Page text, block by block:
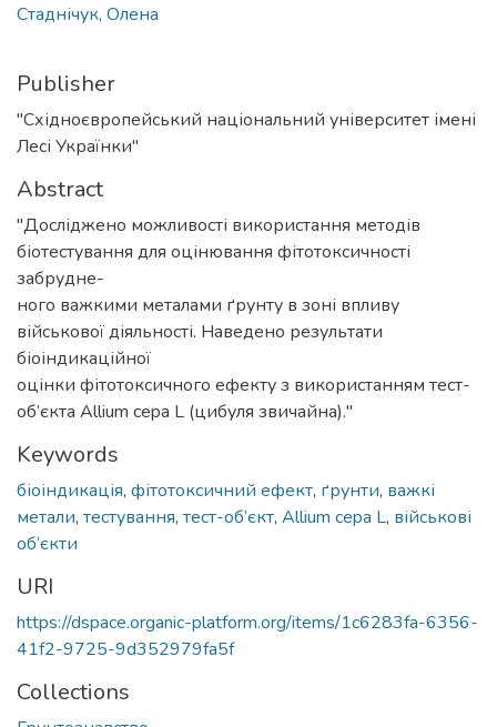
Стаднічук, Олена
Publisher
"Східноєвропейський національний університет імені
Лесі Українки"
Abstract
"Досліджено можливості використання методів
біотестування для оцінювання фітотоксичності
забрудне-
ного важкими металами ґрунту в зоні впливу
військової діяльності. Наведено результати
біоіндикаційної
оцінки фітотоксичного ефекту з використанням тест-
об’єкта Allium cepa L (цибуля звичайна)."
Keywords
біоіндикація, фітотоксичний ефект, ґрунти, важкі
метали, тестування, тест-об’єкт, Allium cepa L, військові
об’єкти
URI
https://dspace.organic-platform.org/items/1c6283fa-6356-
41f2-9725-9d352979fa5f
Collections